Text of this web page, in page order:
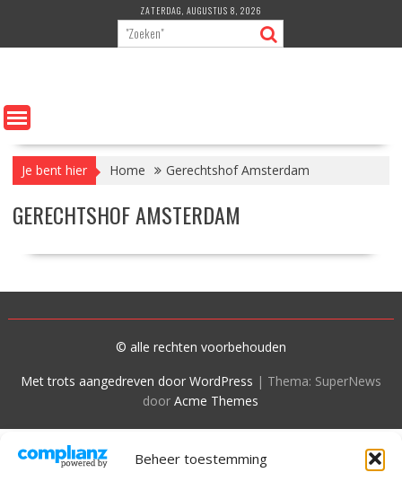
Beheer toestemming
de
ZATERDAG, AUGUSTUS 8, 2026
Je bent hier Home Gerechtshof Amsterdam
GERECHTSHOF AMSTERDAM
© alle rechten voorbehouden
Met trots aangedreven door WordPress | Thema: SuperNews
doorAcme Themes